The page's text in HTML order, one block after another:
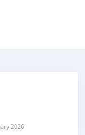
2026